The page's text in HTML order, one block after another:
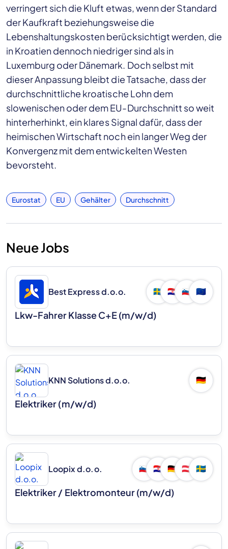
verringert sich die Kluft etwas, wenn der Standard
der Kaufkraft beziehungsweise die
Lebenshaltungskosten berücksichtigt werden, die
in Kroatien dennoch niedriger sind als in
Luxemburg oder Dänemark. Doch selbst mit
dieser Anpassung bleibt die Tatsache, dass der
durchschnittliche kroatische Lohn dem
slowenischen oder dem EU-Durchschnitt so weit
hinterherhinkt, ein klares Signal dafür, dass der
heimischen Wirtschaft noch ein langer Weg der
Konvergenz mit dem entwickelten Westen
bevorsteht.
Eurostat EU Gehälter Durchschnitt
Neue Jobs
Best Express d.o.o. 🇸🇪 🇭🇷 🇸🇮 🇪🇺
Lkw-Fahrer Klasse C+E (m/w/d)
KNN Solutions d.o.o. 🇩🇪
Elektriker (m/w/d)
Loopix d.o.o. 🇸🇮 🇭🇷 🇩🇪 🇦🇹 🇸🇪
Elektriker / Elektromonteur (m/w/d)